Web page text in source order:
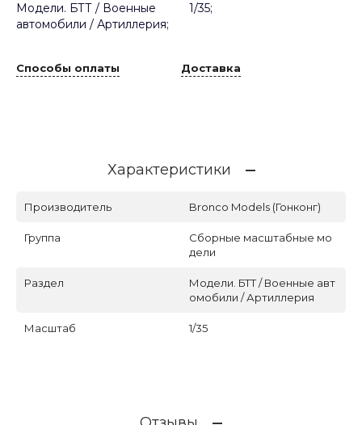
Модели. БТТ / Военные
автомобили / Артиллерия;
1/35;
Способы оплаты Доставка
Характеристики
Производитель Bronco Models (Гонконг)
Группа
Сборные масштабные мо
дели
Раздел
Модели. БТТ / Военные авт
омобили / Артиллерия
Масштаб 1/35